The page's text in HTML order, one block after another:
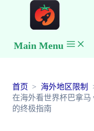
Main Menu
首页
海外地区限制
在海外看世界杯巴拿马
的终极指南